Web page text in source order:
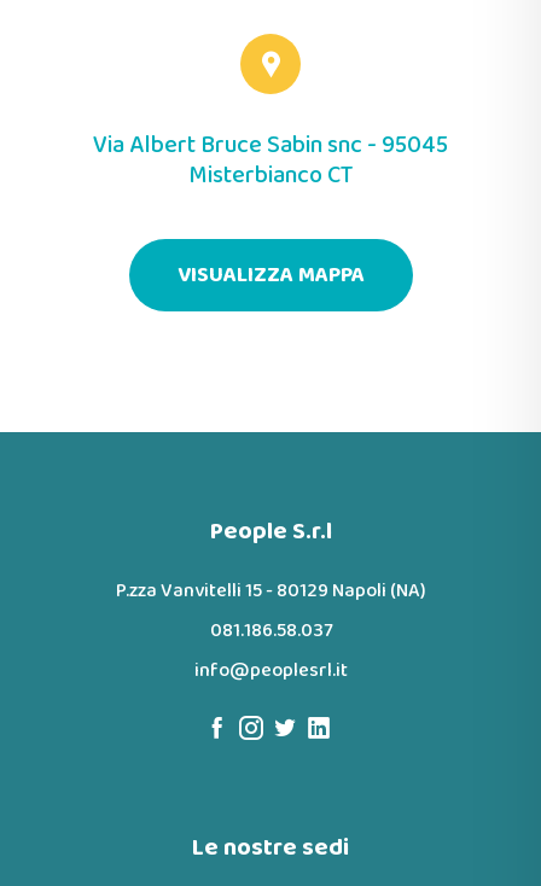
Via Albert Bruce Sabin snc - 95045
Misterbianco CT
VISUALIZZA MAPPA
People S.r.l
P.zza Vanvitelli 15 - 80129 Napoli (NA)
081.186.58.037
info@peoplesrl.it
Le nostre sedi